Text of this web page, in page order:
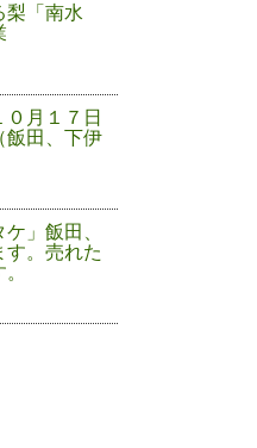
梨「南水
月１７日
飯田、下伊
」飯田、
す。売れた